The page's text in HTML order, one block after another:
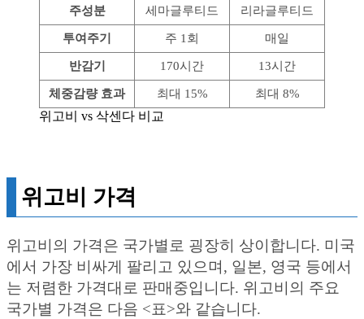
주성분 세마글루티드 리라글루티드
투여주기 주 1회 매일
반감기 170시간 13시간
체중감량 효과 최대 15% 최대 8%
위고비 vs 삭센다 비교
위고비 가격
위고비의 가격은 국가별로 굉장히 상이합니다. 미국
에서 가장 비싸게 팔리고 있으며, 일본, 영국 등에서
는 저렴한 가격대로 판매중입니다. 위고비의 주요
국가별 가격은 다음 <표>와 같습니다.